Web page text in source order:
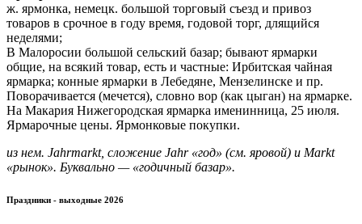
ж. ярмонка, немецк. большой торговый съезд и привоз
товаров в срочное в году время, годовой торг, длящийся
неделями;
В Малоросии большой сельский базар; бывают ярмарки
общие, на всякий товар, есть и частные: Ирбитская чайная
ярмарка; конные ярмарки в Лебедяне, Мензелинске и пр.
Поворачивается (мечется), словно вор (как цыган) на ярмарке.
На Макария Нижегородская ярмарка именинница, 25 июля.
Ярмарочные цены. Ярмонковые покупки.
из нем. Jahrmarkt, сложение Jahr «год» (см. яровой) и Markt
«рынок». Буквально — «годичный базар».
Праздники - выходные 2026